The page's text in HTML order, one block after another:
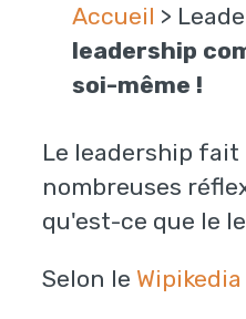
Accueil >
leadership
soi-même !
Le leadership fait
nombreuses
qu'est-ce que le
Selon le Wipikedia